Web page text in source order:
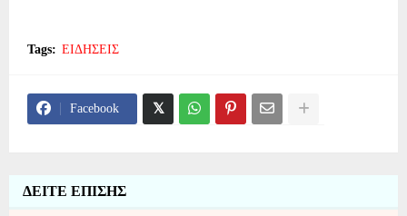
Tags: ΕΙΔΗΣΕΙΣ
Facebook
ΔΕΙΤΕ ΕΠΙΣΗΣ